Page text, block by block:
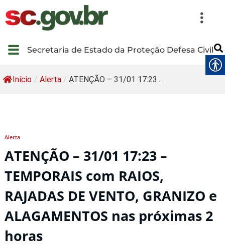
Secretaria de Estado da Proteção Defesa Civil
Início / Alerta / ATENÇÃO – 31/01 17:23...
Alerta
ATENÇÃO – 31/01 17:23 –
TEMPORAIS com RAIOS,
RAJADAS DE VENTO, GRANIZO e
ALAGAMENTOS nas próximas 2
horas